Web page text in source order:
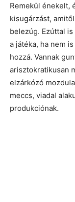
Remekül énekelt,
kisugárzást,
belezúg. Ezúttal
a játéka, ha nem
hozzá. Vannak
arisztokratikusan
elzárkózó
meccs, viadal
produkciónak.